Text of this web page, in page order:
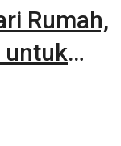
Rumah,
untuk